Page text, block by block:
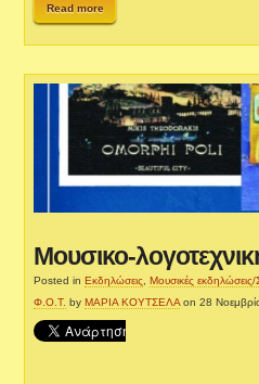
Read more
Μουσικο-
Posted inΕκδηλώσεις ,Μουσικές εκδηλώσεις/
Φ.Ο.Τ. byΜΑΡΙΑ ΚΟΥΤΣΕΛΑ on 28